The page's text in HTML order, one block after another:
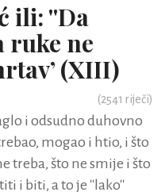
ili: ''Da
ruke ne
(XIII)
(2541 riječi)
i odsudno duhovno
mogao i htio, i što
treba, što ne smije i što
i biti, a to je ''lako''